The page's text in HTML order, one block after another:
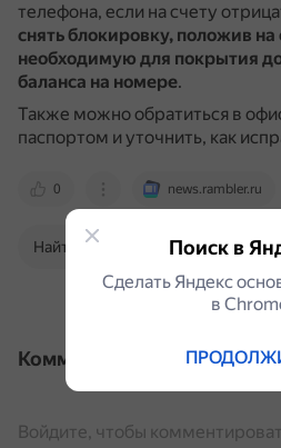
телефона, если на счету
снять блокировку, положив на
необходимую для покрытия
баланса на номере.
Также можно обратиться в
паспортом и уточнить, как
0 news.rambler.ru
Найти в Поиске
Комментарии
Войдите, чтобы
Поиск в
Сделать Яндекс
в